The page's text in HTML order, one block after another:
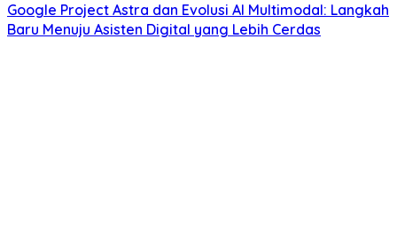
Google Project Astra dan Evolusi AI Multimodal: Langkah
Baru Menuju Asisten Digital yang Lebih Cerdas